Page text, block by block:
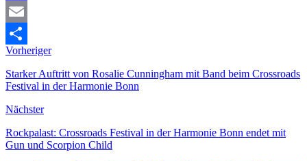
Mastodon
Email
Teilen
Vorheriger
Starker Auftritt von Rosalie Cunningham mit Band beim Crossroads
Festival in der Harmonie Bonn
Nächster
Rockpalast: Crossroads Festival in der Harmonie Bonn endet mit
Gun und Scorpion Child